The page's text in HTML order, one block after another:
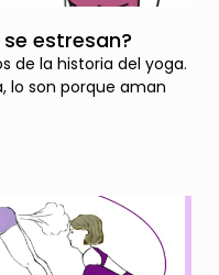
estresan?
de la historia del yoga.
lo son porque aman